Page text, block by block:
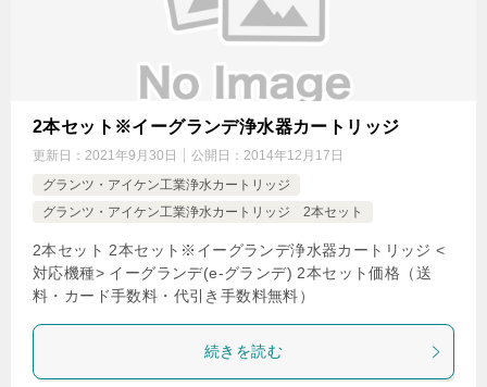
2本セット※イーグランデ浄水器カートリッジ
更新日： 2021年9月30日 公開日： 2014年12月17日
グランツ・アイケン工業浄水カートリッジ
グランツ・アイケン工業浄水カートリッジ 2本セット
2本セット 2本セット※イーグランデ浄水器カートリッジ <
対応機種> イーグランデ(e-グランデ) 2本セット価格（送
料・カード手数料・代引き手数料無料）
続きを読む